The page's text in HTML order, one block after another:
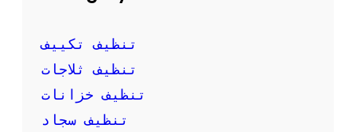
ف
ن
ف
س
ك
تنظيف تكييف
تنظيف ثلاجات
تنظيف خزانات
تنظيف سجاد